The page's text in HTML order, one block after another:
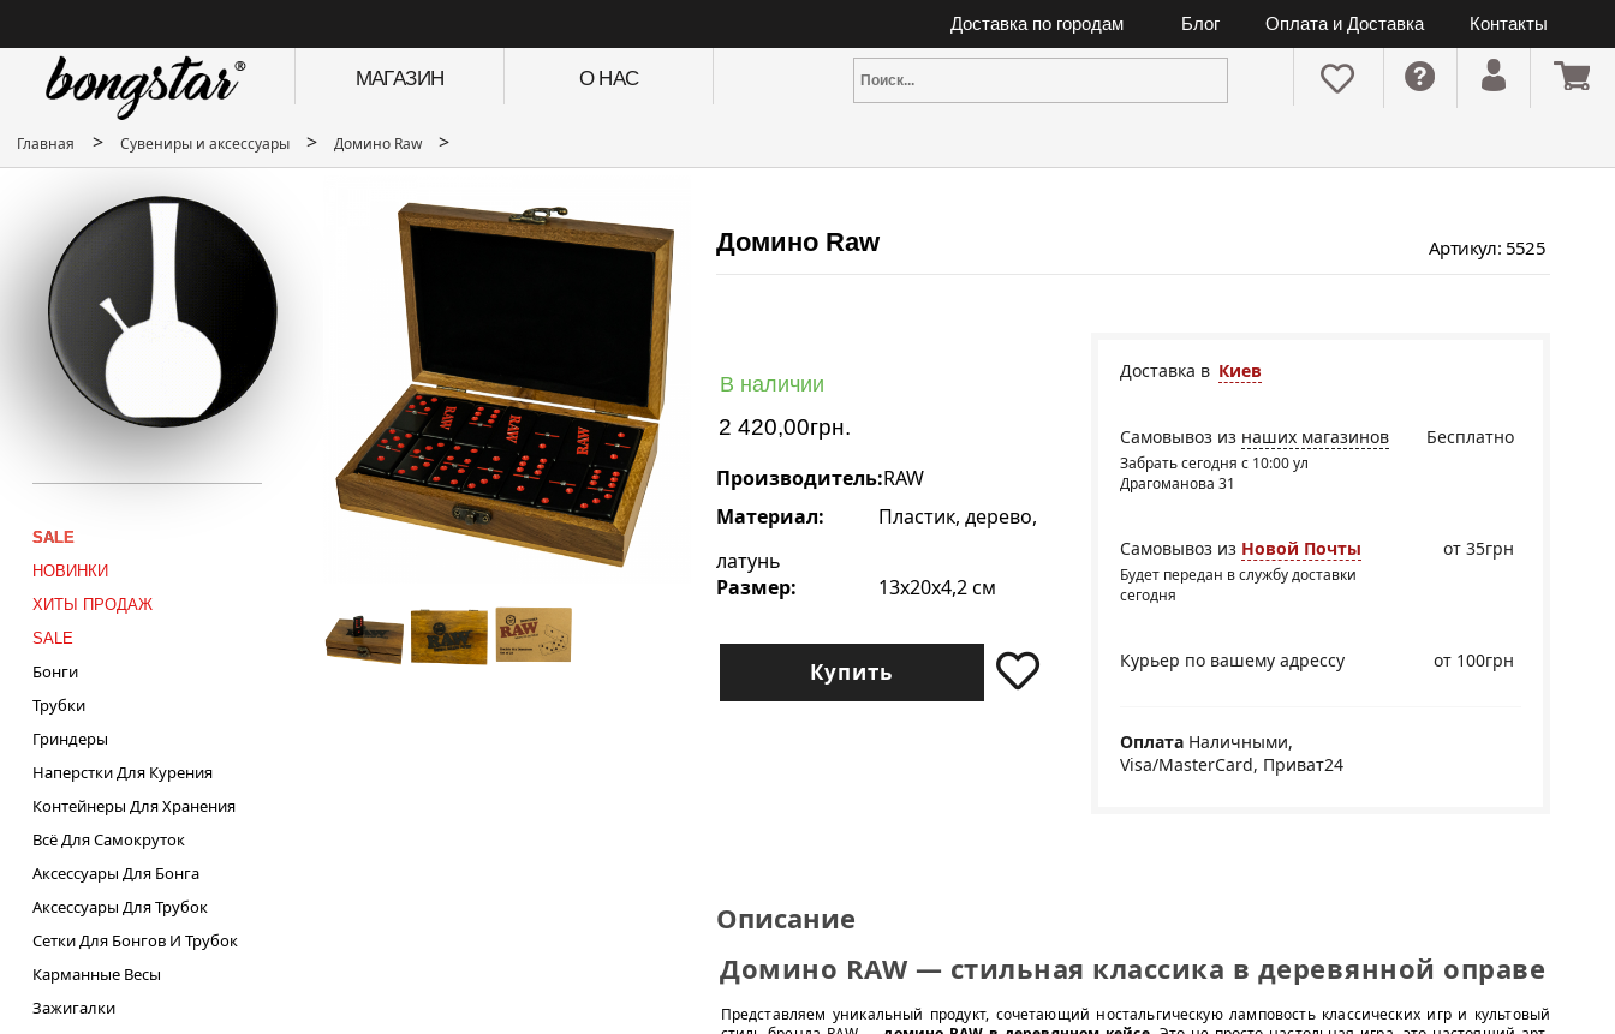
Доставка по городам Блог Оплата и Доставка Контакты
МАГАЗИН О НАС
Главная > Сувениры и аксессуары > Домино Raw >
SALE
НОВИНКИ
ХИТЫ ПРОДАЖ
SALE
Бонги
Трубки
Гриндеры
Наперстки Для Курения
Контейнеры Для Хранения
Всё Для Самокруток
Аксессуары Для Бонга
Аксессуары Для Трубок
Сетки Для Бонгов И Трубок
Карманные Весы
Зажигалки
Домино Raw Артикул: 5525
В наличии
2 420,00грн.
Производитель:RAW
Материал:
Пластик, дерево,
латунь
Размер:
13x20x4,2 см
Купить
Доставка в Киев
Бесплатно
Самовывоз из наших магазинов
Забрать сегодня с 10:00 ул
Драгоманова 31
Самовывоз из Новой Почты
Будет передан в службу доставки
сегодня
от 35грн
Курьер по вашему адрессу от 100грн
Оплата Наличными,
Visa/MasterCard, Приват24
Описание
Домино RAW — стильная классика в деревянной оправе
Представляем уникальный продукт, сочетающий ностальгическую ламповость классических игр и культовый